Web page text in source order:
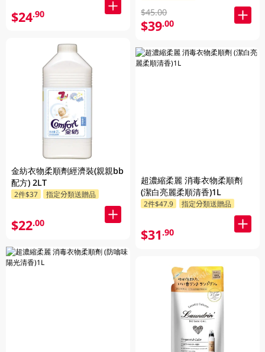
$24.90
金紡衣物柔順劑經濟裝(親親bb
配方) 2LT
2件$37 指定分類送贈品
$22.00
$45.00
$39.00
超濃縮柔麗 消毒衣物柔順劑
(潔白亮麗柔順清香)1L
2件$47.9 指定分類送贈品
$31.90